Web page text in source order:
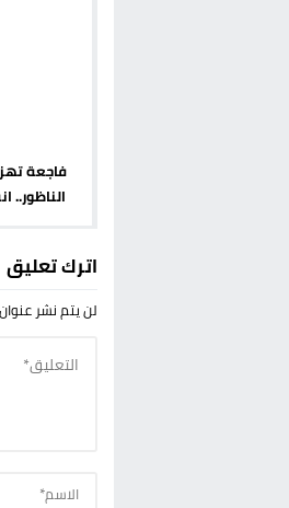
فاجعة
الناظور..
اترك تعليق
لن يتم نشر